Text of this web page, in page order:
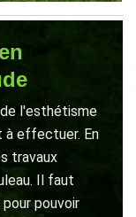
l'esthétisme
à effectuer. En
travaux
Il faut
pouvoir